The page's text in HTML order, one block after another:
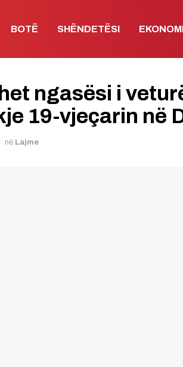
BOTË SHËNDETËSI
ngasësi i
19-vjeçarin në
në Lajme